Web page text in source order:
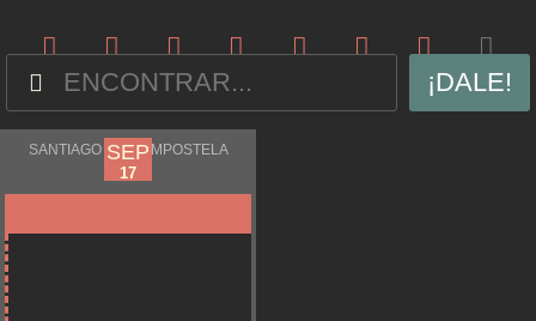
¡DALE!
SANTIAGO DE COMPOSTELA
SEP
14
SEP
17